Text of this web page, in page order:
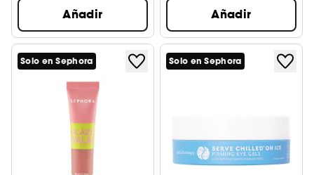
Añadir Añadir
Solo en Sephora Solo en Sephora